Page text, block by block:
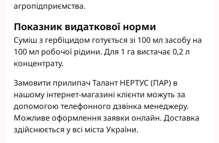
агропідприємства.
Показник видаткової норми
Суміш з гербіцидом готується зі 100 мл засобу на
100 мл робочої рідини. Для 1 га вистачає 0,2 л
концентрату.
Замовити прилипач Талант НЕРТУС (ПАР) в
нашому інтернет-магазині клієнти можуть за
допомогою телефонного дзвінка менеджеру.
Можливе оформлення заявки онлайн. Доставка
здійснюється у всі міста України.